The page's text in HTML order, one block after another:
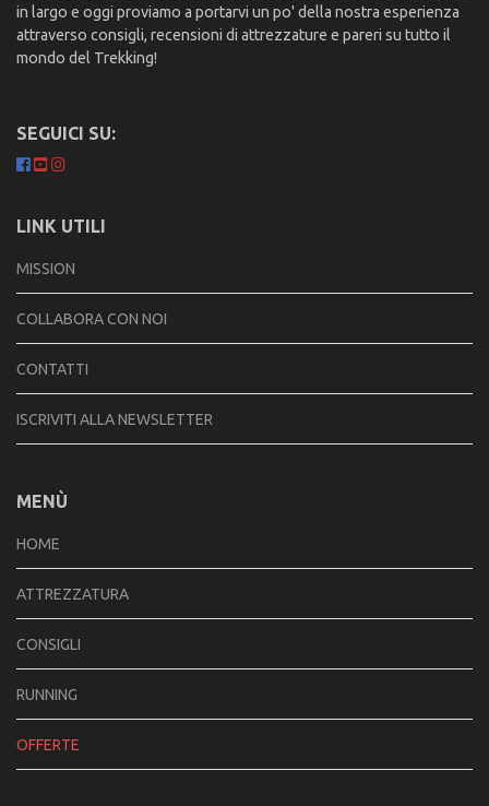
in largo e oggi proviamo a portarvi un po' della nostra esperienza
attraverso consigli, recensioni di attrezzature e pareri su tutto il
mondo del Trekking!
SEGUICI SU:
LINK UTILI
MISSION
COLLABORA CON NOI
CONTATTI
ISCRIVITI ALLA NEWSLETTER
MENÙ
HOME
ATTREZZATURA
CONSIGLI
RUNNING
OFFERTE